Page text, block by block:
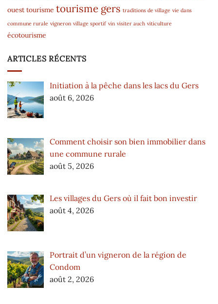
ouest tourisme tourisme gers traditions de village vie dans
commune rurale vigneron village sportif vin visiter auch viticulture
écotourisme
ARTICLES RÉCENTS
Initiation à la pêche dans les lacs du Gers
août 6, 2026
Comment choisir son bien immobilier dans
une commune rurale
août 5, 2026
Les villages du Gers où il fait bon investir
août 4, 2026
Portrait d’un vigneron de la région de
Condom
août 2, 2026